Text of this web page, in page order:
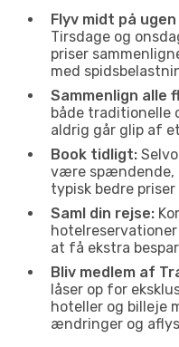
Flyv midt på
Tirsdage og
priser
med
Sammenlign alle
både traditionelle
aldrig går glip af
Book tidligt:
være spændende,
typisk bedre
Saml din rejse:
at få ekstra
Bliv medlem af
låser op for
hoteller og billeje
ændringer og